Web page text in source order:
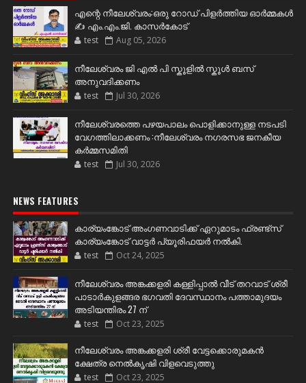
എന്റെ നീലേശ്വരം:ഒരു റോഡ് പിളർത്തിയ ഓർമ്മകൾ
✍️ എം.എം.ജി. കാസർകോട്
test Aug 05, 2026
നീലേശ്വരം ജി എൽ പി സ്കൂളിൽ സ്കൂൾ ബസ്
അനുവദിക്കണം
test Jul 30, 2026
നീലേശ്വരത്തെ പഴയപാലം പൊളിക്കാനുള്ള നടപടി
വേഗത്തിലാക്കണം :നീലേശ്വരം നഗരസഭ ജനകീയ
കർമ്മസമിതി
test Jul 30, 2026
NEWS FEATURES
കാര്യംങ്കോട് അംഗണവാടിക്ക് ഏറുമാടം ഫ്രണ്ട്സ്
കാര്യംങ്കോട് വാട്ടർ പ്യൂരിഫയർ നൽകി.
test Oct 24, 2025
നീലേശ്വരം അങ്കക്കളരി കള്ളിപ്പാൽ വീട് തറവാട് ശ്രീ
പാടാർകുളങ്ങര ഭഗവതി ദേവസ്ഥാനം പത്താമുദയം
അടിയന്തിരം 27 ന്
test Oct 23, 2025
നീലേശ്വരം അങ്കക്കളരി ശ്രീ വേട്ടക്കൊരുമകൻ
ക്ഷേത്ര നെൽകൃഷി വിളവെടുത്തു
test Oct 23, 2025